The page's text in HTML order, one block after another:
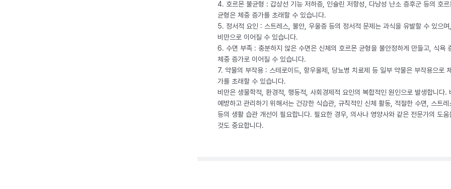
4. 호르몬 불균형 : 갑상선 기능 저하증, 인슐린 저항성, 다낭성 난소 증후군 등의 호르
균형은 체중 증가를 초래할 수 있습니다.
5. 정서적 요인 : 스트레스, 불안, 우울증 등의 정서적 문제는 과식을 유발할 수 있으
비만으로 이어질 수 있습니다.
6. 수면 부족 : 충분하지 않은 수면은 신체의 호르몬 균형을 불안정하게 만들고, 식욕
체중 증가로 이어질 수 있습니다.
7. 약물의 부작용 : 스테로이드, 항우울제, 당뇨병 치료제 등 일부 약물은 부작용으로
가를 초래할 수 있습니다.
비만은 생물학적, 환경적, 행동적, 사회경제적 요인의 복합적인 원인으로 발생합니다.
예방하고 관리하기 위해서는 건강한 식습관, 규칙적인 신체 활동, 적절한 수면, 스트레
등의 생활 습관 개선이 필요합니다. 필요한 경우, 의사나 영양사와 같은 전문가의 도움
것도 중요합니다.